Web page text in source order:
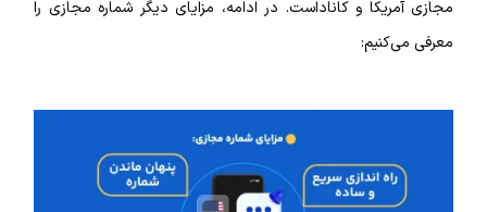
مجازی آمریکا و کاناداست. در ادامه، مزایای دیگر شماره مجازی را
معرفی می‌کنیم: